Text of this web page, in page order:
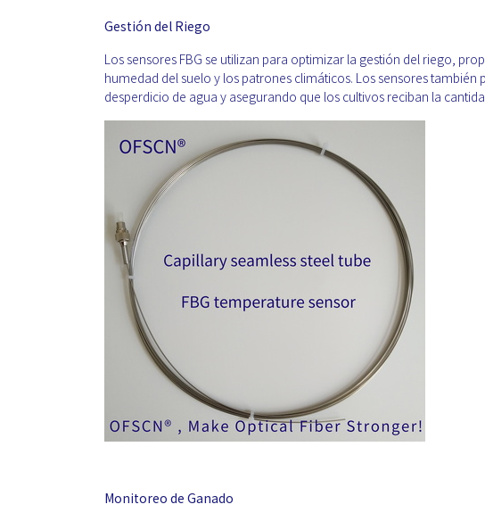
Gestión del Riego
Los sensores FBG se utilizan para optimizar la gestión del riego,
humedad del suelo y los patrones climáticos. Los sensores
desperdicio de agua y asegurando que los cultivos reciban la
Monitoreo de Ganado